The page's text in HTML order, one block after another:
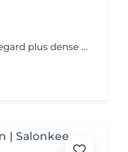
Teinture cils ou sourcils vous donnera un regard plus dense et évitera l'aspect broussailleux. Réalisés avec des produits professionnels de haute gamme.